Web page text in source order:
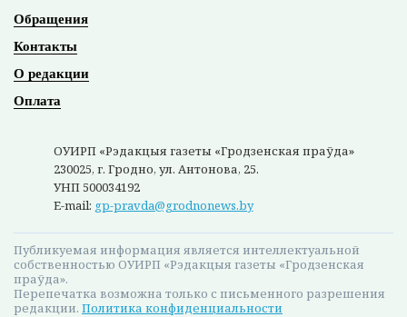
Обращения
Контакты
О редакции
Оплата
ОУИРП «Рэдакцыя газеты «Гродзенская праўда»
230025, г. Гродно, ул. Антонова, 25.
УНП 500034192
E-mail: gp-pravda@grodnonews.by
Публикуемая информация является интеллектуальной
собственностью ОУИРП «Рэдакцыя газеты «Гродзенская
праўда».
Перепечатка возможна только с письменного разрешения
редакции. Политика конфиденциальности